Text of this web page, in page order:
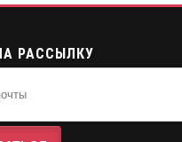
РАССЫЛКУ